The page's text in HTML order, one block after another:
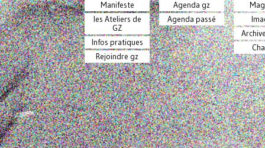
Manifeste
les Ateliers de
GZ
Infos pratiques
Rejoindre gz
Agenda gz
Agenda passé